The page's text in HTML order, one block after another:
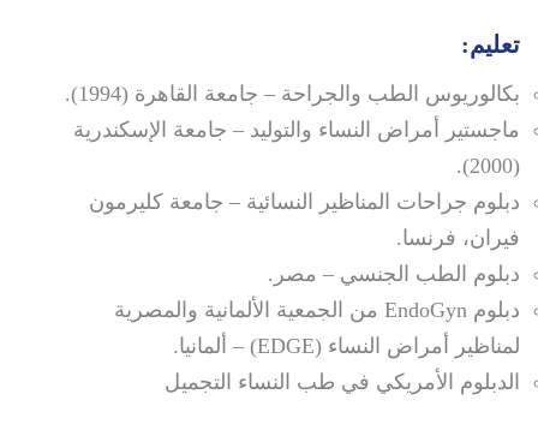
تعليم:
بكالوريوس الطب والجراحة – جامعة القاهرة (1994).
ماجستير أمراض النساء والتوليد – جامعة الإسكندرية
(2000).
دبلوم جراحات المناظير النسائية – جامعة كليرمون
فيران، فرنسا.
دبلوم الطب الجنسي – مصر.
دبلوم EndoGyn من الجمعية الألمانية والمصرية
لمناظير أمراض النساء (EDGE) – ألمانيا.
الدبلوم الأمريكي في طب النساء التجميل